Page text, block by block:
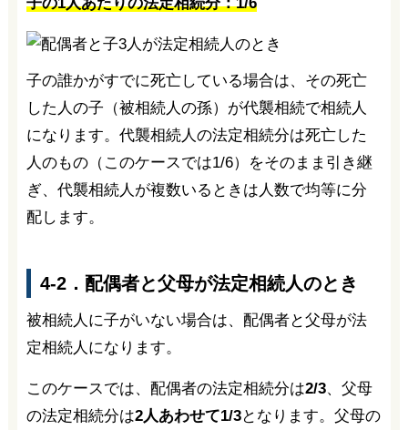
子の1人あたりの法定相続分：1/6
子の誰かがすでに死亡している場合は、その死亡
した人の子（被相続人の孫）が代襲相続で相続人
になります。代襲相続人の法定相続分は死亡した
人のもの（このケースでは1/6）をそのまま引き継
ぎ、代襲相続人が複数いるときは人数で均等に分
配します。
4-2．配偶者と父母が法定相続人のとき
被相続人に子がいない場合は、配偶者と父母が法
定相続人になります。
このケースでは、配偶者の法定相続分は2/3、父母
の法定相続分は2人あわせて1/3となります。父母の